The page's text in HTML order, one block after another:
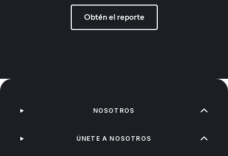
Obtén el reporte
NOSOTROS
ÚNETE A NOSOTROS